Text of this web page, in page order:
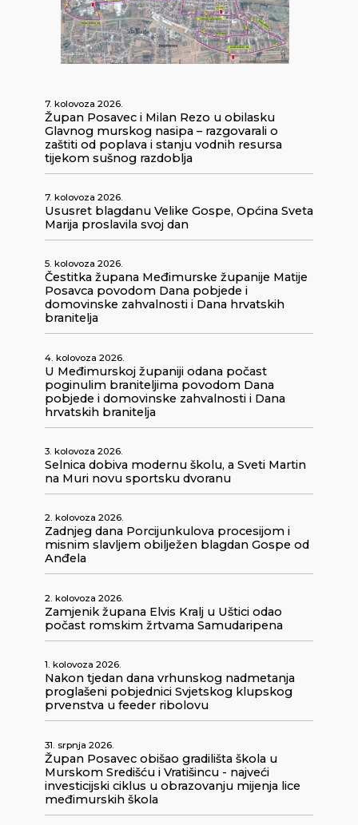
7. kolovoza 2026.
Župan Posavec i Milan Rezo u obilasku
Glavnog murskog nasipa – razgovarali o
zaštiti od poplava i stanju vodnih resursa
tijekom sušnog razdoblja
7. kolovoza 2026.
Ususret blagdanu Velike Gospe, Općina Sveta
Marija proslavila svoj dan
5. kolovoza 2026.
Čestitka župana Međimurske županije Matije
Posavca povodom Dana pobjede i
domovinske zahvalnosti i Dana hrvatskih
branitelja
4. kolovoza 2026.
U Međimurskoj županiji odana počast
poginulim braniteljima povodom Dana
pobjede i domovinske zahvalnosti i Dana
hrvatskih branitelja
3. kolovoza 2026.
Selnica dobiva modernu školu, a Sveti Martin
na Muri novu sportsku dvoranu
2. kolovoza 2026.
Zadnjeg dana Porcijunkulova procesijom i
misnim slavljem obilježen blagdan Gospe od
Anđela
2. kolovoza 2026.
Zamjenik župana Elvis Kralj u Uštici odao
počast romskim žrtvama Samudaripena
1. kolovoza 2026.
Nakon tjedan dana vrhunskog nadmetanja
proglašeni pobjednici Svjetskog klupskog
prvenstva u feeder ribolovu
31. srpnja 2026.
Župan Posavec obišao gradilišta škola u
Murskom Središću i Vratišincu - najveći
investicijski ciklus u obrazovanju mijenja lice
međimurskih škola